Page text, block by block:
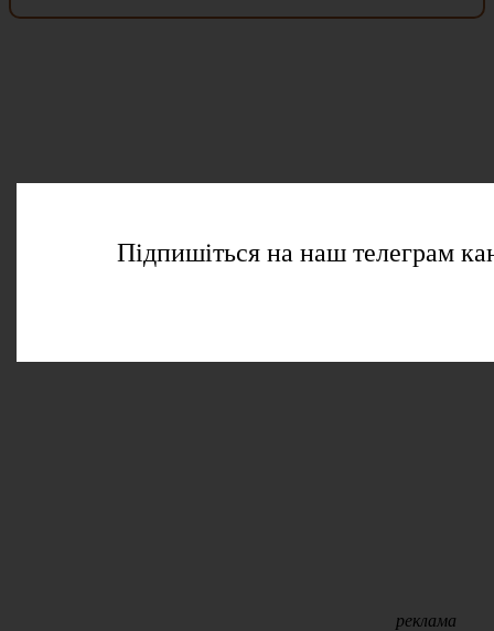
реклама
Підпишіться на наш телеграм